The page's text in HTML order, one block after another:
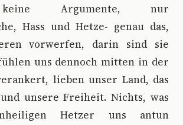
Argumente, nur
Hass und Hetze- genau das,
vorwerfen, darin sind sie
uns dennoch mitten in der
lieben unser Land, das
unsere Freiheit. Nichts, was
Hetzer uns antun